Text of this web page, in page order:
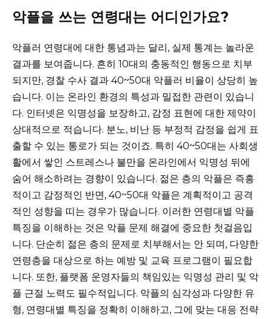
악플을 쓰는 연령대는 어디인가요?
악플러 연령대에 대한 통념과는 달리, 실제 통계는 놀라운
결과를 보여줍니다. 흔히 10대의 충동적인 행동으로 치부
되지만, 경찰 수사 결과 40~50대 악플러 비율이 상당히 높
습니다. 이는 온라인 환경의 특성과 밀접한 관련이 있습니
다. 인터넷은 익명성을 보장하고, 감정 표현에 대한 제약이
상대적으로 적습니다. 분노, 비난 등 부정적 감정을 쉽게 표
출할 수 있는 통로가 되는 것이죠. 특히 40~50대는 사회생
활에서 쌓인 스트레스나 불만을 온라인에서 익명성 뒤에
숨어 해소하려는 경향이 있습니다. 젊은 층의 악플은 즉흥
적이고 감정적인 반면, 40~50대 악플은 계획적이고 공격
적인 성향을 띠는 경우가 많습니다. 이러한 연령대별 악플
특징을 이해하는 것은 악플 문제 해결에 중요한 첫걸음입
니다. 단순히 젊은 층의 문제로 치부해서는 안 되며, 다양한
연령층을 대상으로 하는 예방 및 교육 프로그램이 필요합
니다. 또한, 플랫폼 운영자들의 책임있는 익명성 관리 및 악
플 근절 노력도 필수적입니다. 악플의 심각성과 다양한 유
형, 연령대별 특징을 정확히 이해하고, 그에 맞는 대응 전략